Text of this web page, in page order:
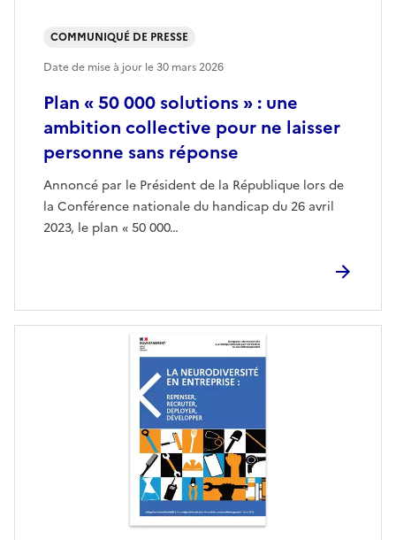
Plan « 50 000 solutions » : une
ambition collective pour ne laisser
personne sans réponse
Annoncé par le Président de la République lors de
la Conférence nationale du handicap du 26 avril
2023, le plan « 50 000…
COMMUNIQUÉ DE PRESSE
Date de mise à jour le30 mars 2026